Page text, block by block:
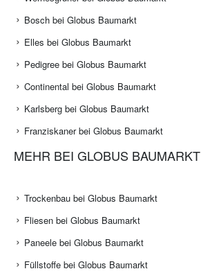
Bosch bei Globus Baumarkt
Elles bei Globus Baumarkt
Pedigree bei Globus Baumarkt
Continental bei Globus Baumarkt
Karlsberg bei Globus Baumarkt
Franziskaner bei Globus Baumarkt
MEHR BEI GLOBUS BAUMARKT
Trockenbau bei Globus Baumarkt
Fliesen bei Globus Baumarkt
Paneele bei Globus Baumarkt
Füllstoffe bei Globus Baumarkt